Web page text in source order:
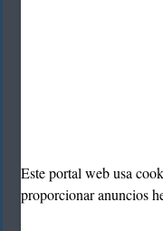
Este portal web usa
proporcionar anuncios